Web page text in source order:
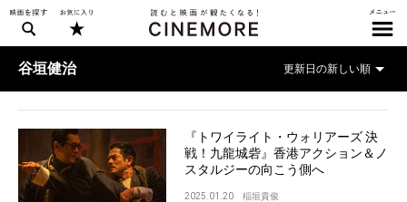
谷垣健治
『トワイライト・ウォリアーズ 決
戦！九龍城砦』香港アクション＆ノ
スタルジーの向こう側へ
2025.01.20 稲垣貴俊